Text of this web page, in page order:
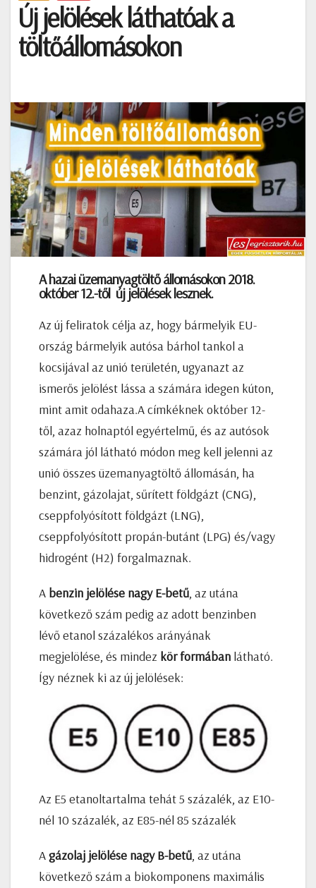
Új jelölések láthatóak a
töltőállomásokon
A hazai üzemanyagtöltő állomásokon 2018.
október 12.-től új jelölések lesznek.
Az új feliratok célja az, hogy bármelyik EU-
ország bármelyik autósa bárhol tankol a
kocsijával az unió területén, ugyanazt az
ismerős jelölést lássa a számára idegen kúton,
mint amit odahaza.A címkéknek október 12-
től, azaz holnaptól egyértelmű, és az autósok
számára jól látható módon meg kell jelenni az
unió összes üzemanyagtöltő állomásán, ha
benzint, gázolajat, sűrített földgázt (CNG),
cseppfolyósított földgázt (LNG),
cseppfolyósított propán-butánt (LPG) és/vagy
hidrogént (H2) forgalmaznak.
A benzin jelölése nagy E-betű, az utána
következő szám pedig az adott benzinben
lévő etanol százalékos arányának
megjelölése, és mindez kör formában látható.
Így néznek ki az új jelölések:
Az E5 etanoltartalma tehát 5 százalék, az E10-
nél 10 százalék, az E85-nél 85 százalék
Agázolaj jelölése nagy B-betű , az utána
következő szám a biokomponens maximális